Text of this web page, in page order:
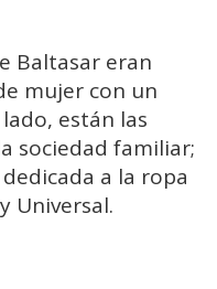
Baltasar eran
mujer con un
están las
sociedad familiar;
a la ropa
Universal.